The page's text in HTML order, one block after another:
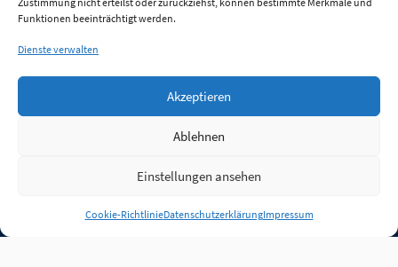
Funktionen beeinträchtigt werden.
Dienste verwalten
Akzeptieren
Ablehnen
Einstellungen ansehen
Cookie-RichtlinieDatenschutzerklärungImpressum
Anmelden
Jobs Partner FAQ Quellen